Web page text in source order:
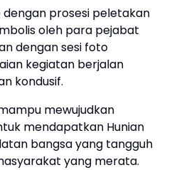
prosesi peletakan
oleh para pejabat
dengan sesi foto
kegiatan berjalan
kondusif.
mewujudkan
mendapatkan Hunian
bangsa yang tangguh
yang merata.